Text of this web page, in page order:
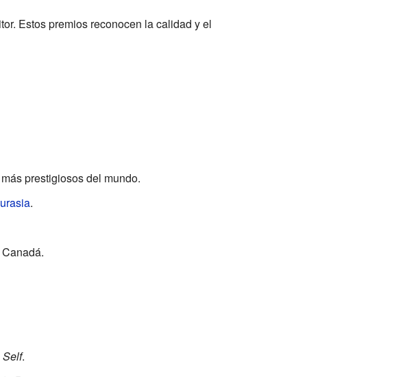
Estos premios reconocen la calidad y el
prestigiosos del mundo.
.
Self.